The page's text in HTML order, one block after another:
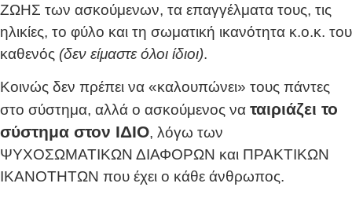
ΖΩΗΣ των ασκούμενων, τα επαγγέλματα τους, τις
ηλικίες, το φύλο και τη σωματική ικανότητα κ.ο.κ. του
καθενός (δεν είμαστε όλοι ίδιοι).
Κοινώς δεν πρέπει να «καλουπώνει» τους πάντες
στο σύστημα, αλλά ο ασκούμενος να ταιριάζει το
σύστημα στον ΙΔΙΟ, λόγω των
ΨΥΧΟΣΩΜΑΤΙΚΩΝ ΔΙΑΦΟΡΩΝ και ΠΡΑΚΤΙΚΩΝ
ΙΚΑΝΟΤΗΤΩΝ που έχει ο κάθε άνθρωπος.